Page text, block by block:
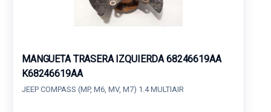
MANGUETA TRASERA IZQUIERDA 68246619AA
K68246619AA
JEEP COMPASS (MP, M6, MV, M7) 1.4 MULTIAIR